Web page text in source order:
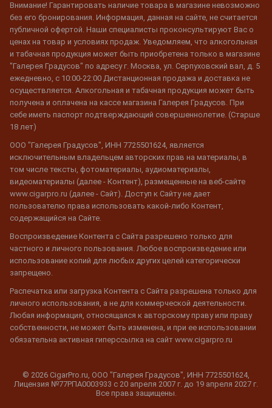
Внимание! Гарантировать наличие товара в магазине невозможно
без его бронирования. Информация, данная на сайте, не считается
публичной офертой. Наши специалисты проконсультируют Вас о
ценах на товар и условиях продаж. Уведомляем, что алкогольная
и табачная продукция может быть приобретена только в магазине
"Галерея Градусов" по адресу г. Москва, ул. Серпуховский вал, д. 5
ежедневно, с 10:00-22:00 Дистанционная продажа и доставка не
осуществляется. Алкогольная и табачная продукция может быть
получена и оплачена на кассе магазина Галерея Градусов. При
себе иметь паспорт подтверждающий совершеннолетие. (Старше
18 лет)
ООО "Галерея Градусов", ИНН 7725501624, является
исключительным владельцем авторских прав на материалы, в
том числе тексты, фотоматериалы, аудиоматериалы,
видеоматериалы (далее - Контент), размещенные на веб-сайте
www.cigarpro.ru (далее - Сайт). Доступ к Сайту не дает
пользователю права использовать какой-либо Контент,
содержащийся на Сайте.
Воспроизведение Контента с Сайта разрешено только для
частного и личного пользования. Любое воспроизведение или
использование копий для любых других целей категорически
запрещено.
Распечатка или загрузка Контента с Сайта разрешена только для
личного использования, а не для коммерческой деятельности.
Любая информация, относящаяся к авторскому праву или праву
собственности, не может быть изменена, и при ее использовании
обязательна активная гиперссылка на сайт www.cigarpro.ru
© 2026 CigarPro.ru, ООО "Галерея Градусов", ИНН 7725501624,
Лицензия №77РПА0003933 c 20 апреля 2007 г. до 19 апреля 2027 г.
Все права защищены.